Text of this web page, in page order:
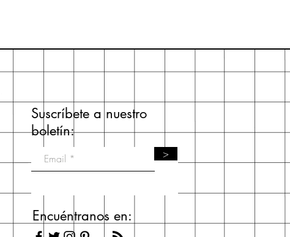
Suscríbete a nuestro
boletín:
>
Encuéntranos en: